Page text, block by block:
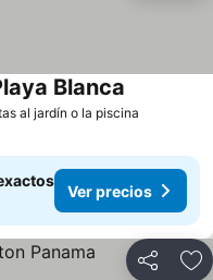
al jardín o la piscina
Blanca
Ver precios
Compartir